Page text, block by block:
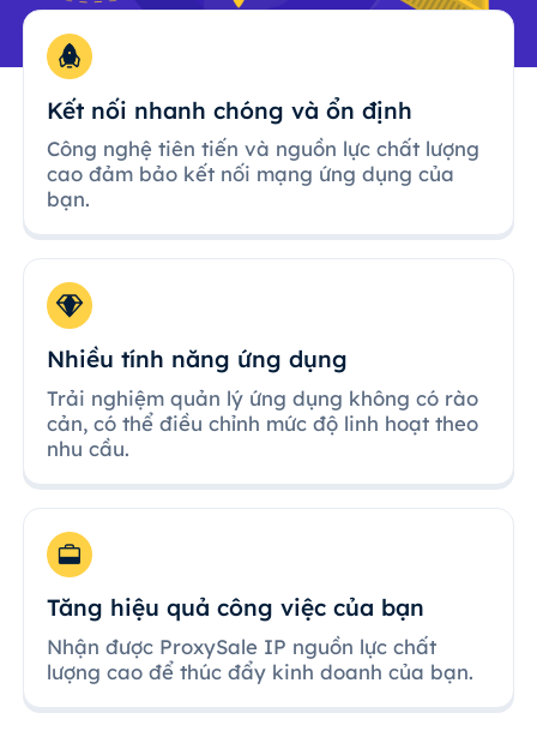
Kết nối nhanh chóng và ổn định
Công nghệ tiên tiến và nguồn lực chất lượng
cao đảm bảo kết nối mạng ứng dụng của
bạn.
Nhiều tính năng ứng dụng
Trải nghiệm quản lý ứng dụng không có rào
cản, có thể điều chỉnh mức độ linh hoạt theo
nhu cầu.
Tăng hiệu quả công việc của bạn
Nhận được ProxySale IP nguồn lực chất
lượng cao để thúc đẩy kinh doanh của bạn.